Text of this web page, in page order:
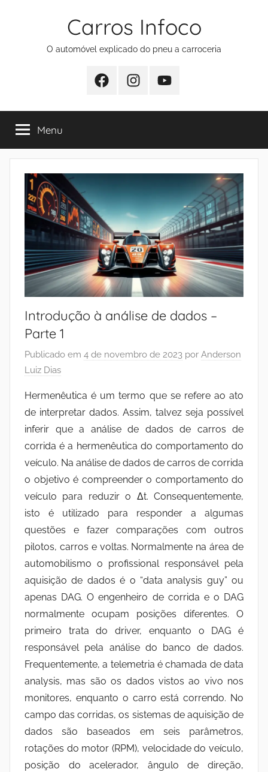
Carros Infoco
O automóvel explicado do pneu a carroceria
FacebookInstagramYoutube
Menu
Introdução à análise de dados –
Parte 1
Publicado em 4 de novembro de 2023 por Anderson
Luiz Dias
Hermenêutica é um termo que se refere ao ato
de interpretar dados. Assim, talvez seja possível
inferir que a análise de dados de carros de
corrida é a hermenêutica do comportamento do
veículo. Na análise de dados de carros de corrida
o objetivo é compreender o comportamento do
veículo para reduzir o Δt. Consequentemente,
isto é utilizado para responder a algumas
questões e fazer comparações com outros
pilotos, carros e voltas. Normalmente na área de
automobilismo o profissional responsável pela
aquisição de dados é o “data analysis guy” ou
apenas DAG. O engenheiro de corrida e o DAG
normalmente ocupam posições diferentes. O
primeiro trata do driver, enquanto o DAG é
responsável pela análise do banco de dados.
Frequentemente, a telemetria é chamada de data
analysis, mas são os dados vistos ao vivo nos
monitores, enquanto o carro está correndo. No
campo das corridas, os sistemas de aquisição de
dados são baseados em seis parâmetros,
rotações do motor (RPM), velocidade do veículo,
posição do acelerador, ângulo de direção,